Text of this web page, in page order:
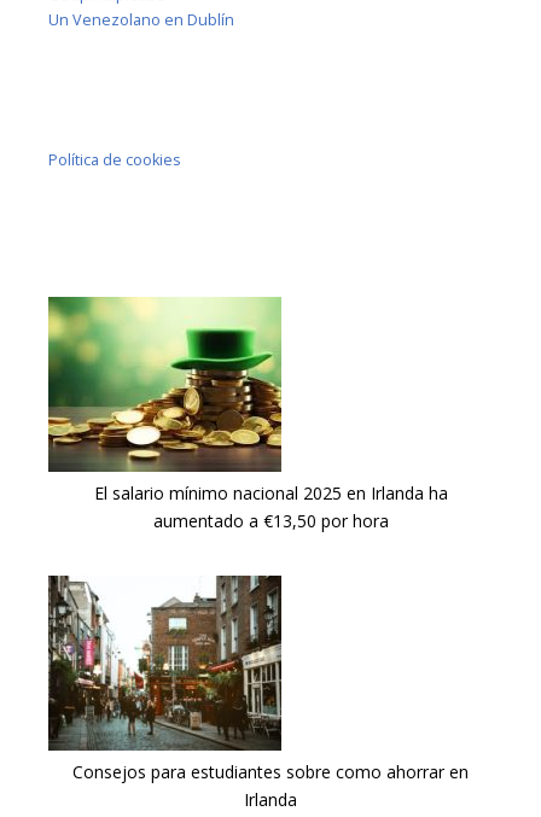
Un Venezolano en Dublín
Política de cookies
El salario mínimo nacional 2025 en Irlanda ha
aumentado a €13,50 por hora
Consejos para estudiantes sobre como ahorrar en
Irlanda